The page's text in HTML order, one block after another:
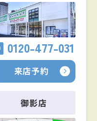
0120-477-031
来店予約
御影店